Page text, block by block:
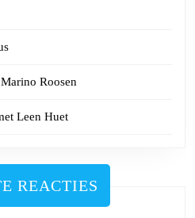
Roosen
Leen Huet
REACTIES